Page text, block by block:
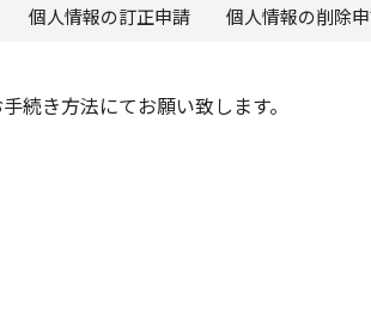
個人情報の訂正申請 個人情報の削除
続き方法にてお願い致します。